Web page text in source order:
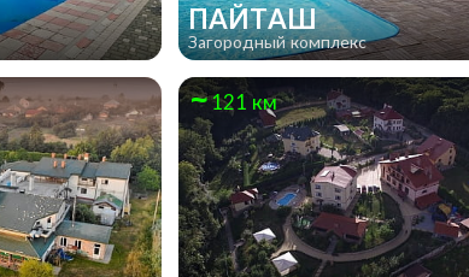
ПАЙТАШ
Загородный комплекс
121 км